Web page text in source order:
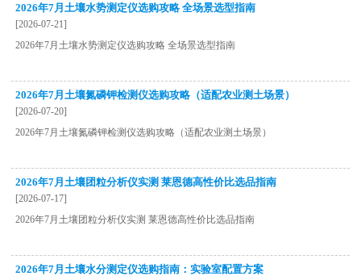
2026年7月土壤水势测定仪选购攻略 全场景选型指南
[2026-07-21]
2026年7月土壤水势测定仪选购攻略 全场景选型指南
2026年7月土壤氮磷钾检测仪选购攻略（适配农业测土场景）
[2026-07-20]
2026年7月土壤氮磷钾检测仪选购攻略（适配农业测土场景）
2026年7月土壤团粒分析仪实测 莱恩德高性价比选品指南
[2026-07-17]
2026年7月土壤团粒分析仪实测 莱恩德高性价比选品指南
2026年7月土壤水分测定仪选购指南：实验室配置方案